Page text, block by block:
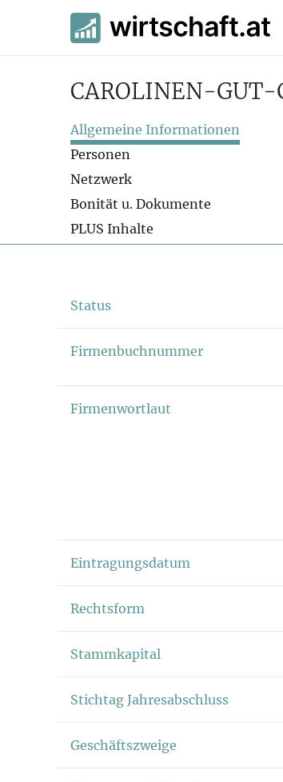
CAROLINEN-GUT-
Allgemeine Informationen
Personen
Netzwerk
Bonität u. Dokumente
PLUS Inhalte
Status
Firmenbuchnummer
Firmenwortlaut
Eintragungsdatum
Rechtsform
Stammkapital
Stichtag Jahresabschluss
Geschäftszweige